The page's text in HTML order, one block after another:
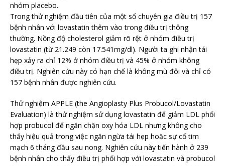
nhóm placebo.
Trong thử nghiệm đầu tiên của một số chuyên gia điều trị 157
bệnh nhân với lovastatin thêm vào trong điều trị thông
thường. Nồng độ cholesterol giảm rõ rệt ở nhóm điều trị
lovastatin (từ 21.249 còn 17.541mg/dl). Người ta ghi nhận tái
hẹp xảy ra chỉ 12% ở nhóm điều trị và 45% ở nhóm không
điều trị. Nghiên cứu này có hạn chế là không mù đôi và chỉ có
157 bệnh nhân được nghiên cứu.
Thử nghiệm APPLE (the Angioplasty Plus Probucol/Lovastatin
Evaluation) là thử nghiệm sử dụng lovastatin để giảm LDL phối
hợp probucol để ngăn chặn oxy hóa LDL nhưng không cho
thấy hiệu quả trong việc ngăn ngừa tái hẹp hoặc sự cố tim
mạch 6 tháng đầu sau nong. Nghiên cứu này tiến hành ở 239
bệnh nhân cho thấy điều trị phối hợp với lovastatin và probucol